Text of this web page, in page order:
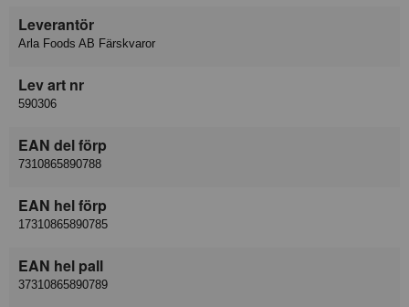
Leverantör
Arla Foods AB Färskvaror
Lev art nr
590306
EAN del förp
7310865890788
EAN hel förp
17310865890785
EAN hel pall
37310865890789